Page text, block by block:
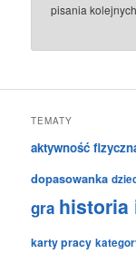
pisania
TEMATY
aktywność
dopasowanka
gra historia
karty pracy